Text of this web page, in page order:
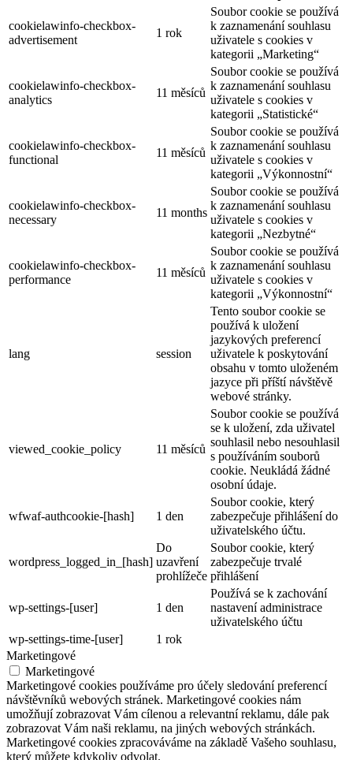
cookielawinfo-checkbox-
advertisement
1 rok
Soubor cookie se používá
k zaznamenání souhlasu
uživatele s cookies v
kategorii „Marketing“
cookielawinfo-checkbox-
analytics
11 měsíců
Soubor cookie se používá
k zaznamenání souhlasu
uživatele s cookies v
kategorii „Statistické“
cookielawinfo-checkbox-
functional
11 měsíců
Soubor cookie se používá
k zaznamenání souhlasu
uživatele s cookies v
kategorii „Výkonnostní“
cookielawinfo-checkbox-
necessary
11 months
Soubor cookie se používá
k zaznamenání souhlasu
uživatele s cookies v
kategorii „Nezbytné“
cookielawinfo-checkbox-
performance
11 měsíců
Soubor cookie se používá
k zaznamenání souhlasu
uživatele s cookies v
kategorii „Výkonnostní“
lang session
Tento soubor cookie se
používá k uložení
jazykových preferencí
uživatele k poskytování
obsahu v tomto uloženém
jazyce při příští návštěvě
webové stránky.
viewed_cookie_policy 11 měsíců
Soubor cookie se používá
se k uložení, zda uživatel
souhlasil nebo nesouhlasil
s používáním souborů
cookie. Neukládá žádné
osobní údaje.
wfwaf-authcookie-[hash] 1 den
Soubor cookie, který
zabezpečuje přihlášení do
uživatelského účtu.
wordpress_logged_in_[hash]
Do
uzavření
prohlížeče
Soubor cookie, který
zabezpečuje trvalé
přihlášení
wp-settings-[user] 1 den
Používá se k zachování
nastavení administrace
uživatelského účtu
wp-settings-time-[user]
1 rok
Marketingové
Marketingové
Marketingové cookies používáme pro účely sledování preferencí
návštěvníků webových stránek. Marketingové cookies nám
umožňují zobrazovat Vám cílenou a relevantní reklamu, dále pak
zobrazovat Vám naši reklamu, na jiných webových stránkách.
Marketingové cookies zpracováváme na základě Vašeho souhlasu,
který můžete kdykoliv odvolat.